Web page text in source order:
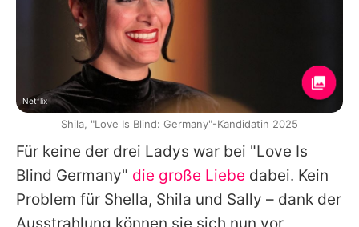
Für keine der drei Ladys war bei "Love Is
Blind Germany" die große Liebe dabei. Kein
Problem für Shella, Shila und Sally – dank der
Netflix
Shila, "Love Is Blind: Germany"-Kandidatin 2025